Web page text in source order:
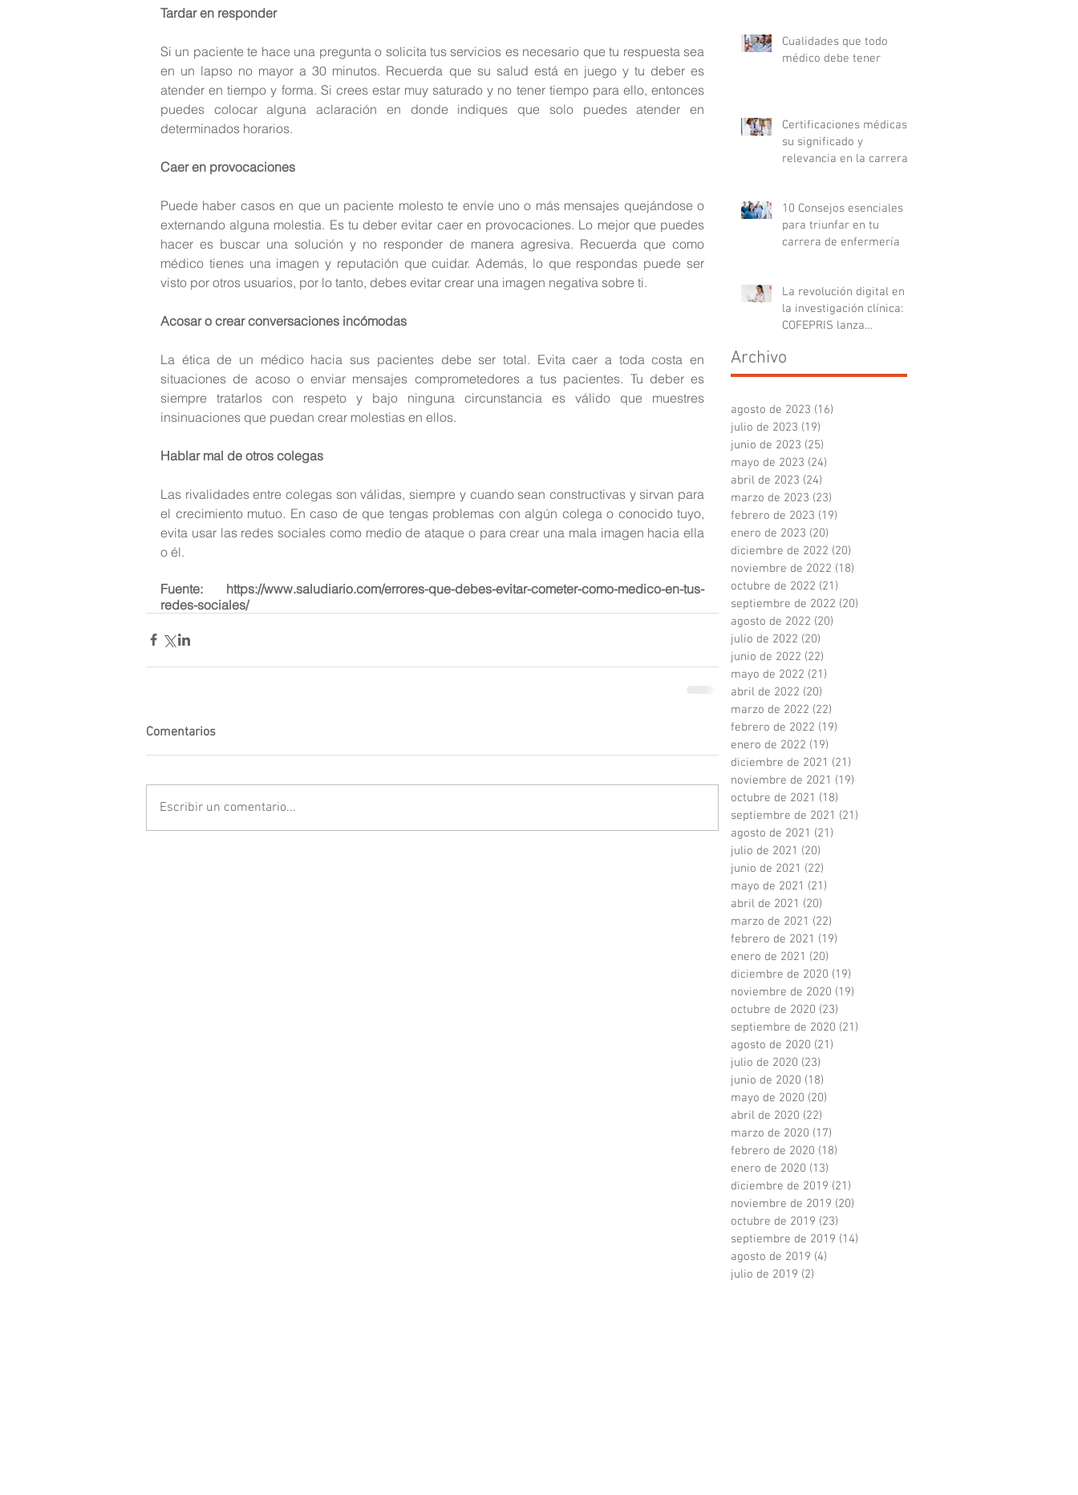
Tardar en responder
Si un paciente te hace una pregunta o solicita tus servicios es necesario que tu respuesta sea
en un lapso no mayor a 30 minutos. Recuerda que su salud está en juego y tu deber es
atender en tiempo y forma. Si crees estar muy saturado y no tener tiempo para ello, entonces
puedes colocar alguna aclaración en donde indiques que solo puedes atender en
determinados horarios.
Caer en provocaciones
Puede haber casos en que un paciente molesto te envíe uno o más mensajes quejándose o
externando alguna molestia. Es tu deber evitar caer en provocaciones. Lo mejor que puedes
hacer es buscar una solución y no responder de manera agresiva. Recuerda que como
médico tienes una imagen y reputación que cuidar. Además, lo que respondas puede ser
visto por otros usuarios, por lo tanto, debes evitar crear una imagen negativa sobre ti.
Acosar o crear conversaciones incómodas
La ética de un médico hacia sus pacientes debe ser total. Evita caer a toda costa en
situaciones de acoso o enviar mensajes comprometedores a tus pacientes. Tu deber es
siempre tratarlos con respeto y bajo ninguna circunstancia es válido que muestres
insinuaciones que puedan crear molestias en ellos.
Hablar mal de otros colegas
Las rivalidades entre colegas son válidas, siempre y cuando sean constructivas y sirvan para
el crecimiento mutuo. En caso de que tengas problemas con algún colega o conocido tuyo,
evita usar las redes sociales como medio de ataque o para crear una mala imagen hacia ella
o él.
Fuente: https://www.saludiario.com/errores-que-debes-evitar-cometer-como-medico-en-tus-
redes-sociales/
Comentarios
Escribir un comentario...
Cualidades que todo
médico debe tener
Certificaciones médicas:
su significado y
relevancia en la carrera
10 Consejos esenciales
para triunfar en tu
carrera de enfermería
La revolución digital en
la investigación clínica:
COFEPRIS lanza
Archivo
agosto de 2023 (16)
julio de 2023 (19)
junio de 2023 (25)
mayo de 2023 (24)
abril de 2023 (24)
marzo de 2023 (23)
febrero de 2023 (19)
enero de 2023 (20)
diciembre de 2022 (20)
noviembre de 2022 (18)
octubre de 2022 (21)
septiembre de 2022 (20)
agosto de 2022 (20)
julio de 2022 (20)
junio de 2022 (22)
mayo de 2022 (21)
abril de 2022 (20)
marzo de 2022 (22)
febrero de 2022 (19)
enero de 2022 (19)
diciembre de 2021 (21)
noviembre de 2021 (19)
octubre de 2021 (18)
septiembre de 2021 (21)
agosto de 2021 (21)
julio de 2021 (20)
junio de 2021 (22)
mayo de 2021 (21)
abril de 2021 (20)
marzo de 2021 (22)
febrero de 2021 (19)
enero de 2021 (20)
diciembre de 2020 (19)
noviembre de 2020 (19)
octubre de 2020 (23)
septiembre de 2020 (21)
agosto de 2020 (21)
julio de 2020 (23)
junio de 2020 (18)
mayo de 2020 (20)
abril de 2020 (22)
marzo de 2020 (17)
febrero de 2020 (18)
enero de 2020 (13)
diciembre de 2019 (21)
noviembre de 2019 (20)
octubre de 2019 (23)
septiembre de 2019 (14)
agosto de 2019 (4)
julio de 2019 (2)